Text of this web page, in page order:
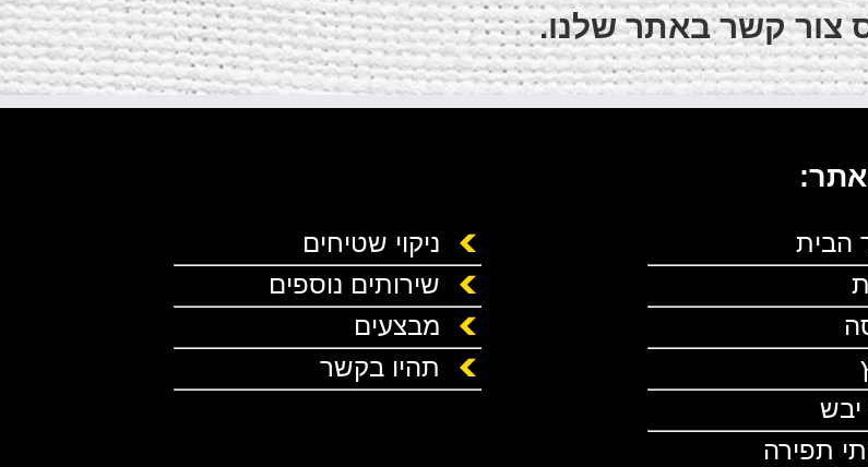
צור קשר באתר שלנו.
הבית
יבש
תפירה
ניקוי שטיחים
שירותים נוספים
מבצעים
תהיו בקשר